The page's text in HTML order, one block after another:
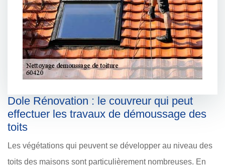
Dole Rénovation : le couvreur qui peut
effectuer les travaux de démoussage des
toits
Les végétations qui peuvent se développer au niveau des
toits des maisons sont particulièrement nombreuses. En